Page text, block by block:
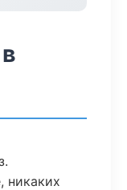
никаких